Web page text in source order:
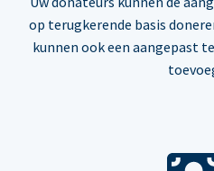
op terugkerende basis
kunnen ook een aangepast